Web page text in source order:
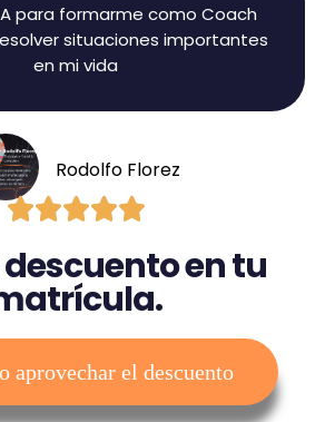
para formarme como Coach
situaciones importantes
en mi vida
Rodolfo Florez

descuento en tu
aprovechar el descuento